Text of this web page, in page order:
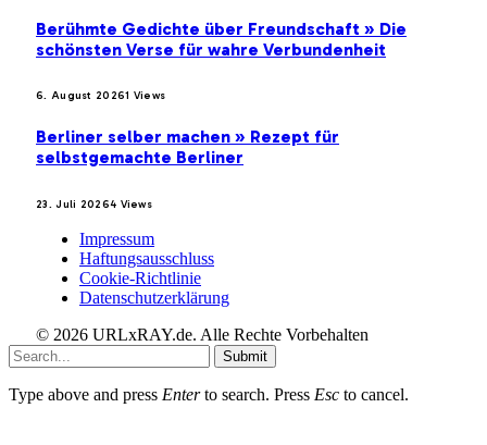
Berühmte Gedichte über Freundschaft » Die
schönsten Verse für wahre Verbundenheit
6. August 20261 Views
Berliner selber machen » Rezept für
selbstgemachte Berliner
23. Juli 20264 Views
Impressum
Haftungsausschluss
Cookie-Richtlinie
Datenschutzerklärung
© 2026 URLxRAY.de. Alle Rechte Vorbehalten
Submit
Type above and press Enterto search. Press Esc to cancel.